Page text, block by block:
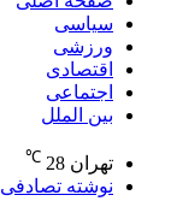
سیاسی
ورزشی
اقتصادی
اجتماعی
بین الملل
تهران 28
℃
نوشته تصادفی